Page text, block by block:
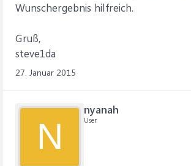
Wunschergebnis hilfreich.
Gruß,
steve1da
27. Januar 2015
N
nyanah
User